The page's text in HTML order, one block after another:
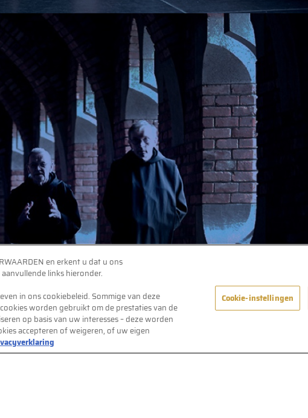
Verantwoord
Cookie-
Klantenservice
Affligem
en erkent u dat u ons
aanvullende links hieronder.
in ons cookiebeleid. Sommige van deze
worden gebruikt om de prestaties van de
op basis van uw interesses – deze worden
accepteren of weigeren, of uw eigen
Cookie-instellingen